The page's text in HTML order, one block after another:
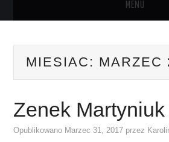
MENU
KONTAKT
MIESIAC: MARZEC
Zenek Martyniuk
Opublikowano Marzec 31, 2017 przez